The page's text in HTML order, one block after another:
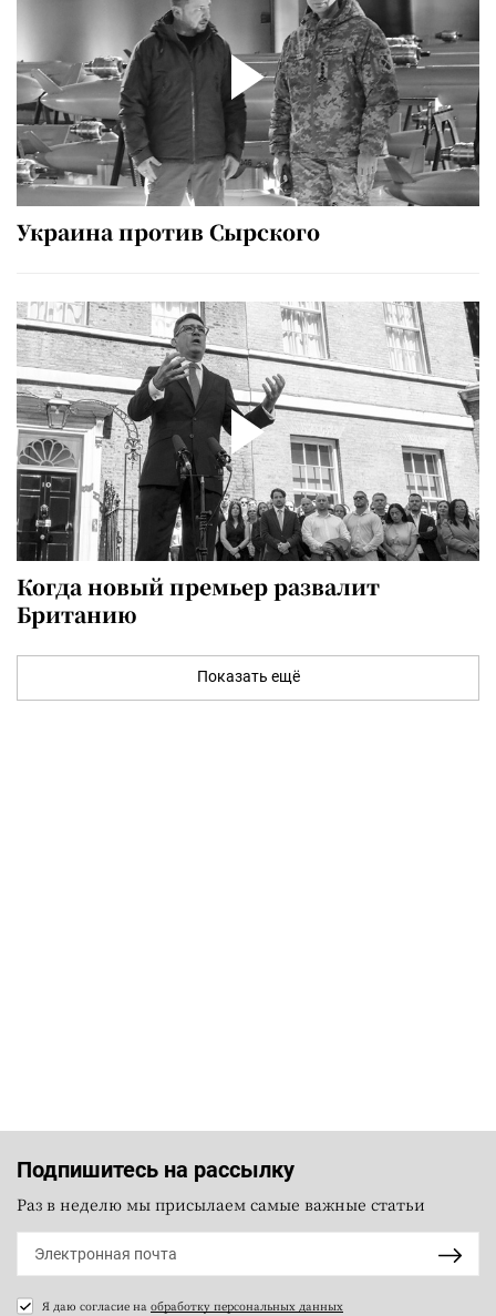
Украина против Сырского
Когда новый премьер развалит
Британию
Показать ещё
Подпишитесь на рассылку
Раз в неделю мы присылаем самые важные статьи
Я даю согласие на обработку персональных данных